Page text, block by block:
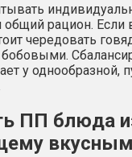
общий рацион.
чередовать
у однообразной,
ПП блюда